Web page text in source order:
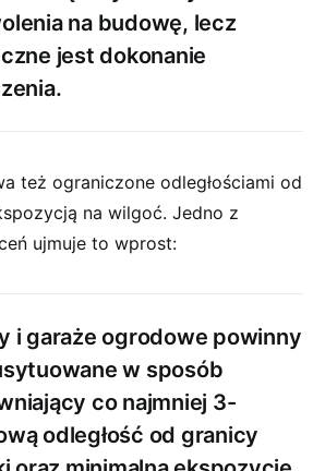
na budowę, lecz
jest dokonanie
też ograniczone odległościami od
na wilgoć. Jedno z
ujmuje to wprost:
i garaże ogrodowe powinny
w sposób
co najmniej 3-
odległość od granicy